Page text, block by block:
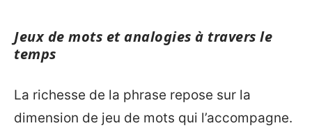
Jeux de mots et analogies à travers le
temps
La richesse de la phrase repose sur la
dimension de jeu de mots qui l’accompagne.